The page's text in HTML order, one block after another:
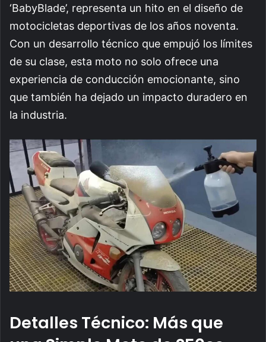
‘BabyBlade’, representa un hito en el diseño de
motocicletas deportivas de los años noventa.
Con un desarrollo técnico que empujó los límites
de su clase, esta moto no solo ofrece una
experiencia de conducción emocionante, sino
que también ha dejado un impacto duradero en
la industria.
Detalles Técnico: Más que